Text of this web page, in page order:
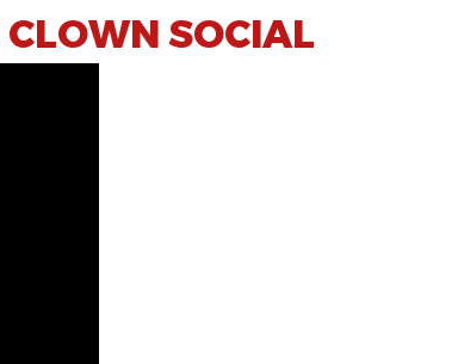
SOCIAL